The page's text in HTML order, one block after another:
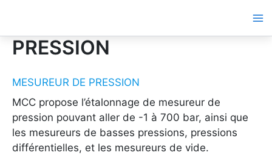
contenu
PRESSION
MESUREUR DE PRESSION
MCC propose l’étalonnage de mesureur de
pression pouvant aller de -1 à 700 bar, ainsi que
les mesureurs de basses pressions, pressions
différentielles, et les mesureurs de vide.